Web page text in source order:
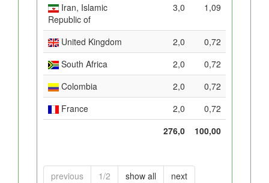
Iran, Islamic
Republic of
3,0 1,09
United Kingdom 2,0
0,72
South Africa
2,0
0,72
Colombia
2,0
0,72
France
2,0
0,72
276,0
100,00
previous 1/2 show all next